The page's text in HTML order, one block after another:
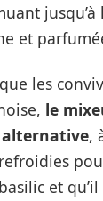
jusqu’à
et
les
le
,
et